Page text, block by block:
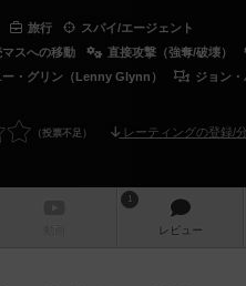
旅行
スパイ/エージェント
マスへの移動 直接攻撃（強奪/破壊）
ー・グリン（Lenny Glynn） ジョン
レーティングの登録/
1
レビュー